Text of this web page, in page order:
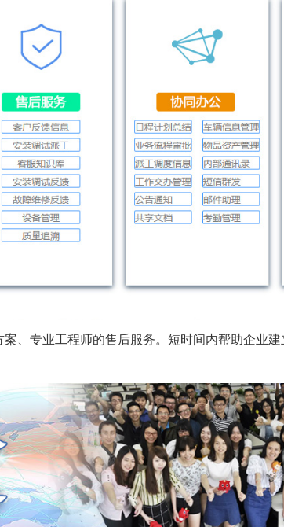
、专业工程师的售后服务。短时间内帮助企业建